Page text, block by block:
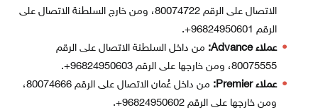
الاتصال على الرقم 80074722، ومن خارج السلطنة الاتصال على
الرقم 96824950601+.
عملاء Advance:
من داخل السلطنة الاتصال على الرقم
80075555، ومن خارجها على الرقم 96824950603+.
عملاء Premier:
من داخل عُمان الاتصال على الرقم 80074666،
ومن خارجها على الرقم 96824950602+.